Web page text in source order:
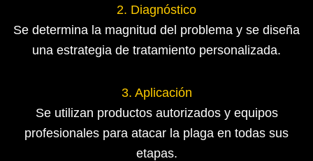
2. Diagnóstico
Se determina la magnitud del problema y se diseña
una estrategia de tratamiento personalizada.
3. Aplicación
Se utilizan productos autorizados y equipos
profesionales para atacar la plaga en todas sus
etapas.